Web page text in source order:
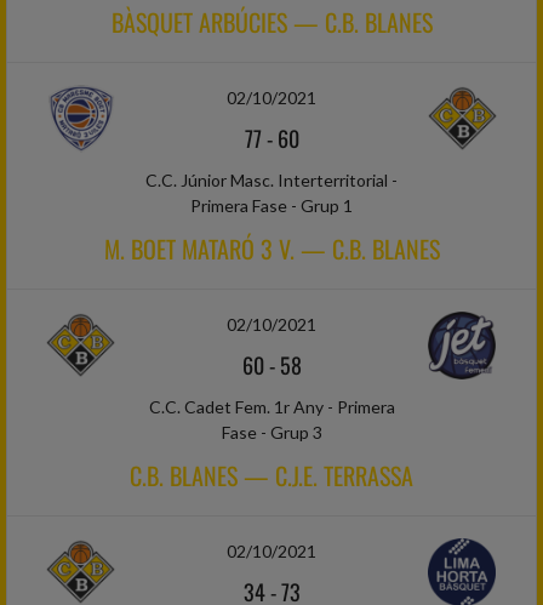
BÀSQUET ARBÚCIES — C.B. BLANES
02/10/2021
77-60
C.C. Júnior Masc. Interterritorial -
Primera Fase - Grup 1
M. BOET MATARÓ 3 V. — C.B. BLANES
02/10/2021
60-58
C.C. Cadet Fem. 1r Any - Primera
Fase - Grup 3
C.B. BLANES — C.J.E. TERRASSA
02/10/2021
34-73